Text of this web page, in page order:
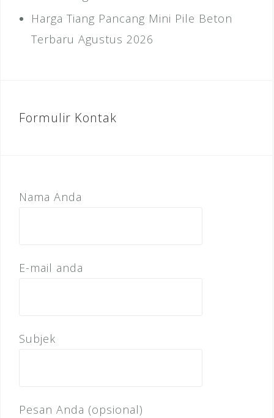
Harga Tiang Pancang Mini Pile Beton
Terbaru Agustus 2026
Formulir Kontak
Nama Anda
E-mail anda
Subjek
Pesan Anda (opsional)